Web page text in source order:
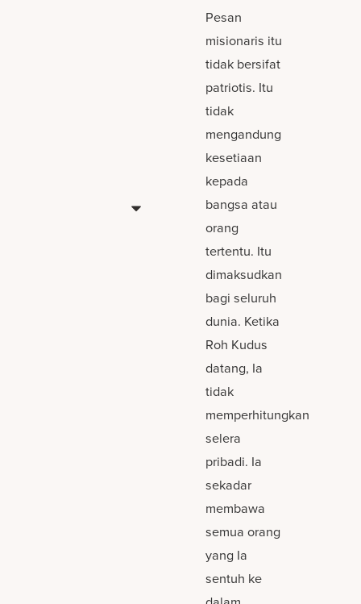
Pesan
misionaris itu
tidak bersifat
patriotis. Itu
tidak
mengandung
kesetiaan
kepada
bangsa atau
orang
tertentu. Itu
dimaksudkan
bagi seluruh
dunia. Ketika
Roh Kudus
datang, Ia
tidak
memperhitungkan
selera
pribadi. Ia
sekadar
membawa
semua orang
yang Ia
sentuh ke